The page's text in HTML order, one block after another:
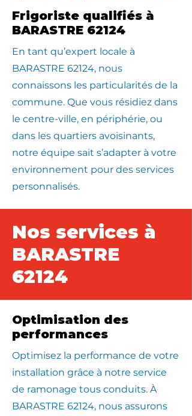
Frigoriste qualifiés à
BARASTRE 62124
En tant qu’expert locale à
BARASTRE 62124, nous
connaissons les particularités de la
commune. Que vous résidiez dans
le centre-ville, en périphérie, ou
dans les quartiers avoisinants,
notre équipe sait s’adapter à votre
environnement pour des services
personnalisés.
Nos services à
BARASTRE
62124
Optimisation des
performances
Optimisez la performance de votre
installation grâce à notre service
de ramonage tous conduits. À
BARASTRE 62124, nous assurons